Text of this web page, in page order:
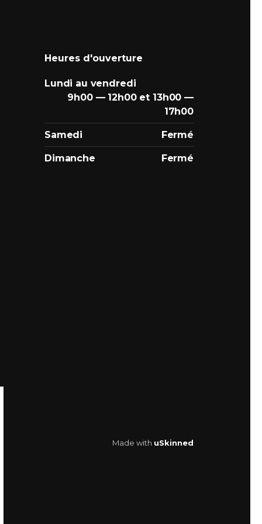
Heures d'ouverture
Lundi au vendredi
9h00 — 12h00 et 13h00 —
17h00
Samedi Fermé
Dimanche Fermé
Made with uSkinned